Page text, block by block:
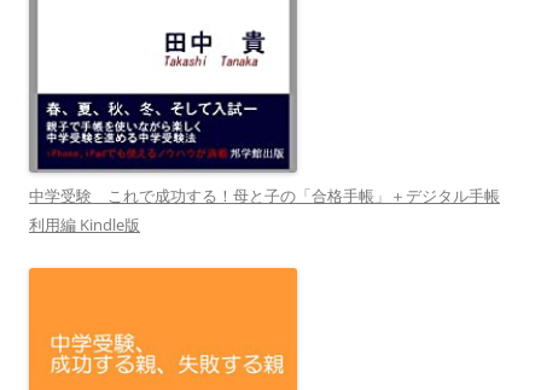
中学受験 これで成功する！母と子の「合格手帳」＋デジタル手帳
利用編 Kindle版